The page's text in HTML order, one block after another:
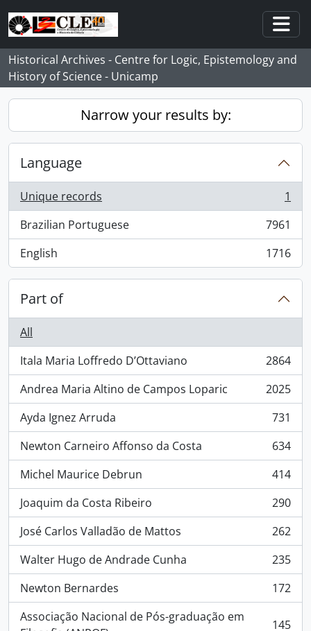
Skip to main content
Historical Archives - Centre for Logic, Epistemology and
History of Science - Unicamp
Narrow your results by:
Language
Unique records
, 1 results
1
Brazilian Portuguese
, 7961 results
7961
English
, 1716 results 1716
Part of
All
Itala Maria Loffredo D’Ottaviano
, 2864 results
2864
Andrea Maria Altino de Campos Loparic
, 2025 results
2025
Ayda Ignez Arruda
, 731 results
731
Newton Carneiro Affonso da Costa
, 634 results
634
Michel Maurice Debrun
, 414 results
414
Joaquim da Costa Ribeiro
, 290 results
290
José Carlos Valladão de Mattos
, 262 results
262
Walter Hugo de Andrade Cunha
, 235 results
235
Newton Bernardes
, 172 results
172
Associação Nacional de Pós-graduação em
145